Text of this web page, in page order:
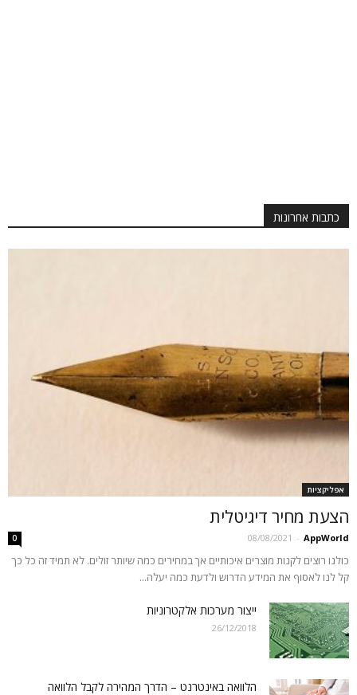
כתבות אחרונות
אפליקציות
הצעת מחיר דיגיטלית
AppWorld
-
08/08/2021
0
כולנו רוצים לקנות מוצרים איכותיים אך במחירים כמה שיותר זולים. לא תמיד זה כל כך
קל לנו לאסוף את המידע הדרוש ולדעת כמה יעלה...
ייצור מערכות אלקטרוניות
26/12/2018
הלוואה באינטרנט – הדרך המהירה לקבל הלוואה